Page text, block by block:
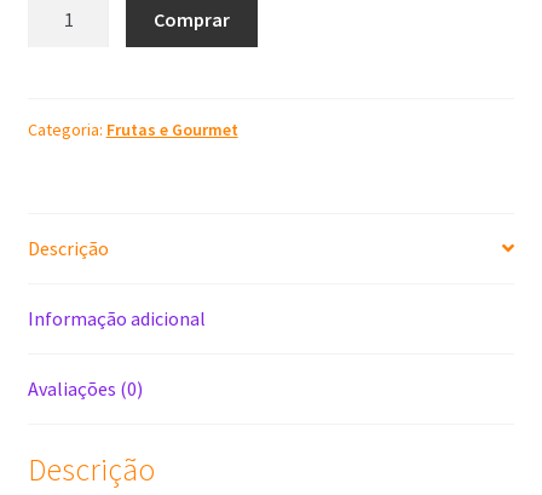
Retangular
Comprar
Categoria: Frutas e Gourmet
Descrição
Informação adicional
Avaliações (0)
Descrição